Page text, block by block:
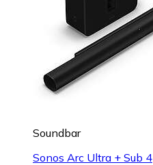
Soundbar
Sonos Arc Ultra + Sub 4